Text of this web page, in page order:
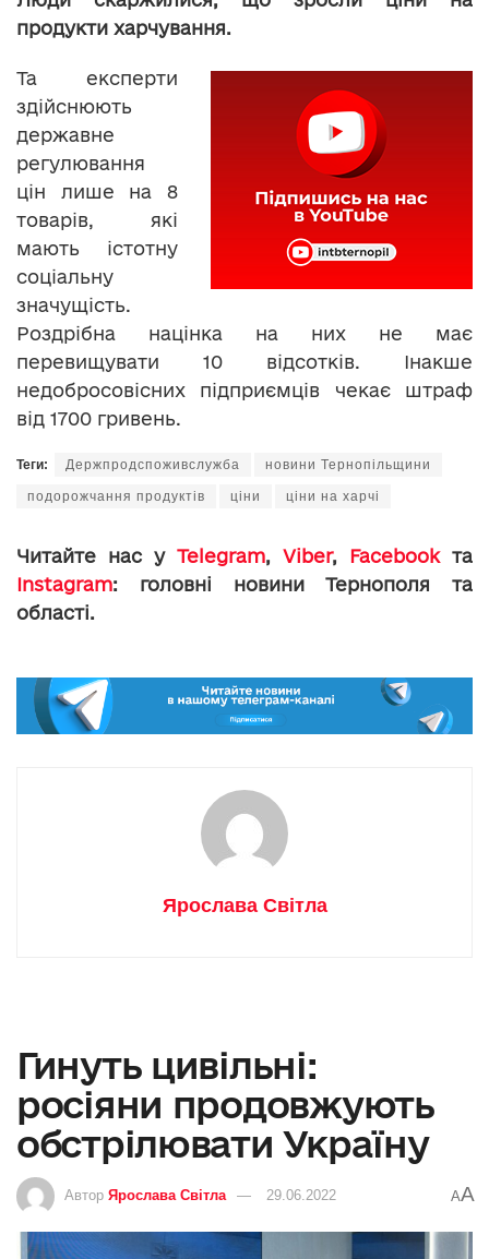
продукти харчування.
Та експерти
здійснюють
державне
регулювання
цін лише на 8
товарів, які
мають істотну
соціальну
значущість.
Роздрібна націнка на них не має
перевищувати 10 відсотків. Інакше
недобросовісних підприємців чекає штраф
від 1700 гривень.
Теги: Держпродспоживслужба новини Тернопільщини
подорожчання продуктів ціни ціни на харчі
Читайте нас у Telegram, Viber, Facebookта
Instagram: головні новини Тернополя та
області.
Ярослава Світла
Гинуть цивільні:
росіяни продовжують
обстрілювати Україну
Автор Ярослава Світла 29.06.2022 AA